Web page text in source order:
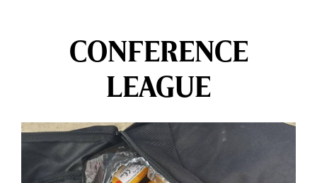
CONFERENCE
LEAGUE